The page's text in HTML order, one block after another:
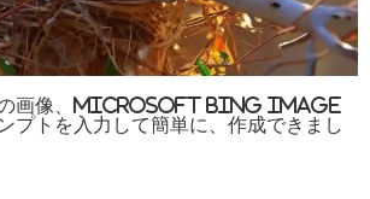
子の画像、Microsoft Bing Image
トを入力して簡単に、作成できまし